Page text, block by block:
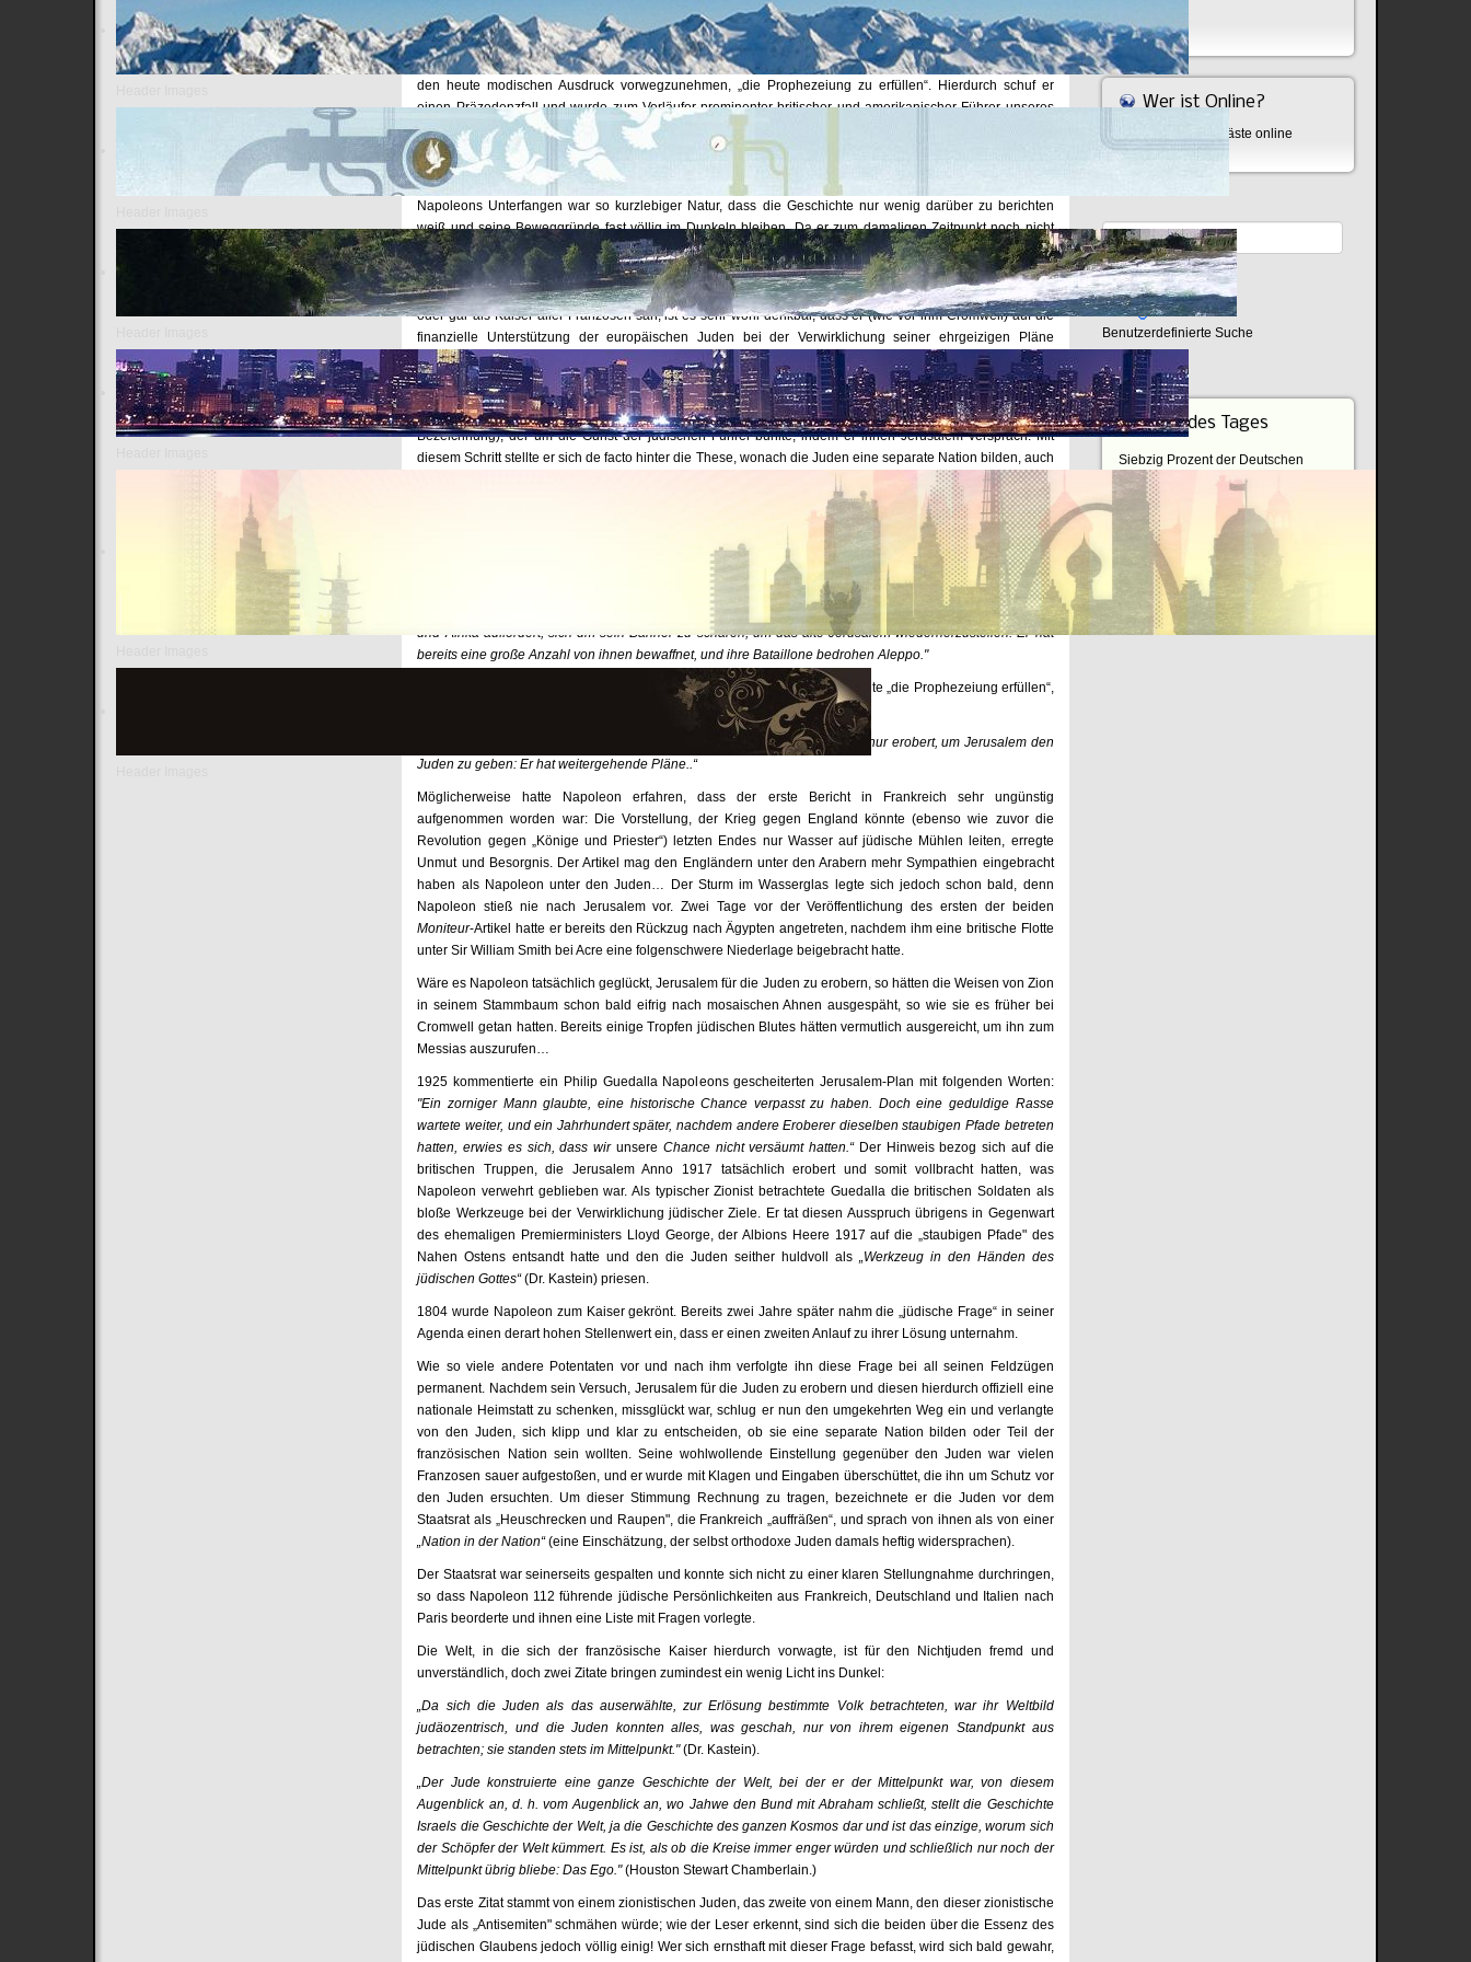
Problems dar. Da sein erster Versuch weitgehend unbekannt ist, lohnt es sich, darüber einige Worte zu
verlieren.
Napoleon gehörte zu den ersten, die auf die Idee verfielen, Jerusalem für die Juden zu erobern und, um
den heute modischen Ausdruck vorwegzunehmen, „die Prophezeiung zu erfüllen“. Hierdurch schuf er
einen Präzedenzfall und wurde zum Vorläufer prominenter britischer und amerikanischer Führer unseres
Jahrhunderts, die sich wohl mit Händen und Füßen dagegen verwahrt hätten, mit Napoleon verglichen zu
werden: Lord Balfour, Lloyd George, Woodrow Wilson, Franklin D. Roosevelt, Harry Truman und Winston
Churchill.
Napoleons Unterfangen war so kurzlebiger Natur, dass die Geschichte nur wenig darüber zu berichten
weiß und seine Beweggründe fast völlig im Dunkeln bleiben. Da er zum damaligen Zeitpunkt noch nicht
französisches Staatsoberhaupt, sondern erst Oberkommandierender der französischen Armee war, lässt
sich nicht ausschließen, dass es ihm lediglich darum ging, sich die Unterstützung der im Nahen Osten
lebenden Juden bei seinem dortigen Feldzug zu sichern. Falls er sich allerdings bereits als Ersten Konsul
oder gar als Kaiser aller Franzosen sah, ist es sehr wohl denkbar, dass er (wie vor ihm Cromwell) auf die
finanzielle Unterstützung der europäischen Juden bei der Verwirklichung seiner ehrgeizigen Pläne
spekulierte.
Welche dieser beiden Hypothesen zutrifft, sei dahingestellt. Tatsache ist jedenfalls, dass der Korse der
erste europäische Potentat war (als Oberbefehlshaber der französischen Streitkräfte verdient er diese
Bezeichnung), der um die Gunst der jüdischen Führer buhlte, indem er ihnen Jerusalem versprach. Mit
diesem Schritt stellte er sich de facto hinter die These, wonach die Juden eine separate Nation bilden, auch
Gesicherte historische Informationen über diese Episode sind spärlich und beruhen ausschließlich auf
erschienen. Damals führte Napoleon Krieg in Ägypten, mit
dem Ziel, die Engländer aus dem Nahen Osten zu vertreiben.
Der erste der beiden Berichte war am 17. April 1799 in Istanbul verfasst worden und wurde am 22. Mai
„Bonaparte hat eine Proklamation verabschiedet, in der er alle Juden Asiens
und Afrika auffordert, sich um sein Banner zu scharen, um das alte Jerusalem wiederherzustellen. Er hat
bereits eine große Anzahl von ihnen bewaffnet, und ihre Bataillone bedrohen Aleppo."
Diese Sätze lassen an Deutlichkeit nichts zu wünschen übrig: Napoleon wollte „die Prophezeiung erfüllen“,
indem er die Juden nach Jerusalem „zurückkehren“ ließ.
"Bonaparte hat Syrien nicht nur erobert, um Jerusalem den
Juden zu geben: Er hat weitergehende Pläne..“
Möglicherweise hatte Napoleon erfahren, dass der erste Bericht in Frankreich sehr ungünstig
aufgenommen worden war: Die Vorstellung, der Krieg gegen England könnte (ebenso wie zuvor die
Revolution gegen „Könige und Priester“) letzten Endes nur Wasser auf jüdische Mühlen leiten, erregte
Unmut und Besorgnis. Der Artikel mag den Engländern unter den Arabern mehr Sympathien eingebracht
haben als Napoleon unter den Juden… Der Sturm im Wasserglas legte sich jedoch schon bald, denn
Napoleon stieß nie nach Jerusalem vor. Zwei Tage vor der Veröffentlichung des ersten der beiden
Moniteur-Artikel hatte er bereits den Rückzug nach Ägypten angetreten, nachdem ihm eine britische Flotte
unter Sir William Smith bei Acre eine folgenschwere Niederlage beigebracht hatte.
Wäre es Napoleon tatsächlich geglückt, Jerusalem für die Juden zu erobern, so hätten die Weisen von Zion
in seinem Stammbaum schon bald eifrig nach mosaischen Ahnen ausgespäht, so wie sie es früher bei
Cromwell getan hatten. Bereits einige Tropfen jüdischen Blutes hätten vermutlich ausgereicht, um ihn zum
Messias auszurufen…
1925 kommentierte ein Philip Guedalla Napoleons gescheiterten Jerusalem-Plan mit folgenden Worten:
"Ein zorniger Mann glaubte, eine historische Chance verpasst zu haben. Doch eine geduldige Rasse
wartete weiter, und ein Jahrhundert später, nachdem andere Eroberer dieselben staubigen Pfade betreten
hatten, erwies es sich, dass wirunsere Chance nicht versäumt hatten.“Der Hinweis bezog sich auf die
britischen Truppen, die Jerusalem Anno 1917 tatsächlich erobert und somit vollbracht hatten, was
Napoleon verwehrt geblieben war. Als typischer Zionist betrachtete Guedalla die britischen Soldaten als
bloße Werkzeuge bei der Verwirklichung jüdischer Ziele. Er tat diesen Ausspruch übrigens in Gegenwart
des ehemaligen Premierministers Lloyd George, der Albions Heere 1917 auf die „staubigen Pfade" des
Nahen Ostens entsandt hatte und den die Juden seither huldvoll als
„Werkzeug in den Händen des
jüdischen Gottes“(Dr. Kastein) priesen.
1804 wurde Napoleon zum Kaiser gekrönt. Bereits zwei Jahre später nahm die „jüdische Frage“ in seiner
Agenda einen derart hohen Stellenwert ein, dass er einen zweiten Anlauf zu ihrer Lösung unternahm.
Wie so viele andere Potentaten vor und nach ihm verfolgte ihn diese Frage bei all seinen Feldzügen
permanent. Nachdem sein Versuch, Jerusalem für die Juden zu erobern und diesen hierdurch offiziell eine
nationale Heimstatt zu schenken, missglückt war, schlug er nun den umgekehrten Weg ein und verlangte
von den Juden, sich klipp und klar zu entscheiden, ob sie eine separate Nation bilden oder Teil der
französischen Nation sein wollten. Seine wohlwollende Einstellung gegenüber den Juden war vielen
Franzosen sauer aufgestoßen, und er wurde mit Klagen und Eingaben überschüttet, die ihn um Schutz vor
den Juden ersuchten. Um dieser Stimmung Rechnung zu tragen, bezeichnete er die Juden vor dem
Staatsrat als „Heuschrecken und Raupen", die Frankreich „auffräßen“, und sprach von ihnen als von einer
„Nation in der Nation“(eine Einschätzung, der selbst orthodoxe Juden damals heftig widersprachen).
Der Staatsrat war seinerseits gespalten und konnte sich nicht zu einer klaren Stellungnahme durchringen,
so dass Napoleon 112 führende jüdische Persönlichkeiten aus Frankreich, Deutschland und Italien nach
Paris beorderte und ihnen eine Liste mit Fragen vorlegte.
Die Welt, in die sich der französische Kaiser hierdurch vorwagte, ist für den Nichtjuden fremd und
unverständlich, doch zwei Zitate bringen zumindest ein wenig Licht ins Dunkel:
„Da sich die Juden als das auserwählte, zur Erlösung bestimmte Volk betrachteten, war ihr Weltbild
judäozentrisch, und die Juden konnten alles, was geschah, nur von ihrem eigenen Standpunkt aus
betrachten; sie standen stets im Mittelpunkt."(Dr. Kastein).
„Der Jude konstruierte eine ganze Geschichte der Welt, bei der er der Mittelpunkt war, von diesem
Augenblick an, d. h. vom Augenblick an, wo Jahwe den Bund mit Abraham schließt, stellt die Geschichte
Israels die Geschichte der Welt, ja die Geschichte des ganzen Kosmos dar und ist das einzige, worum sich
der Schöpfer der Welt kümmert. Es ist, als ob die Kreise immer enger würden und schließlich nur noch der
Mittelpunkt übrig bliebe: Das Ego."(Houston Stewart Chamberlain.)
Das erste Zitat stammt von einem zionistischen Juden, das zweite von einem Mann, den dieser zionistische
Jude als „Antisemiten" schmähen würde; wie der Leser erkennt, sind sich die beiden über die Essenz des
jüdischen Glaubens jedoch völlig einig! Wer sich ernsthaft mit dieser Frage befasst, wird sich bald gewahr,
Wer ist Online?
Aktuell sind 495 Gäste online
Benutzerdefinierte Suche
Zitat des Tages
Siebzig Prozent der Deutschen
wollen gute Nachbarschaft, die
anderen 30 Prozent wohnen an der
Grenze zu Holland oder Polen.
Harald Schmidt
Powered byZitate Service